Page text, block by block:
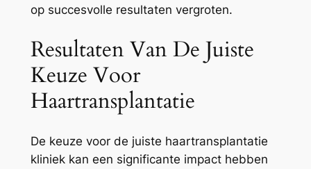
op succesvolle resultaten vergroten.
Resultaten Van De Juiste
Keuze Voor
Haartransplantatie
De keuze voor de juiste haartransplantatie
kliniek kan een significante impact hebben